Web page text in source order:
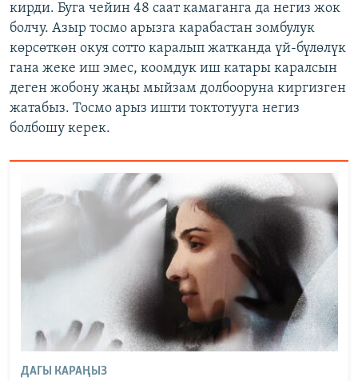
кирди. Буга чейин 48 саат камаганга да негиз жок
болчу. Азыр тосмо арызга карабастан зомбулук
көрсөткөн окуя сотто каралып жатканда үй-бүлөлүк
гана жеке иш эмес, коомдук иш катары каралсын
деген жобону жаңы мыйзам долбооруна киргизген
жатабыз. Тосмо арыз ишти токтотууга негиз
болбошу керек.
ДАГЫ КАРАҢЫЗ